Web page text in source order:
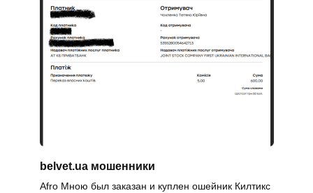
belvet.ua мошенники
Afro Мною был заказан и куплен ошейник Килтикс